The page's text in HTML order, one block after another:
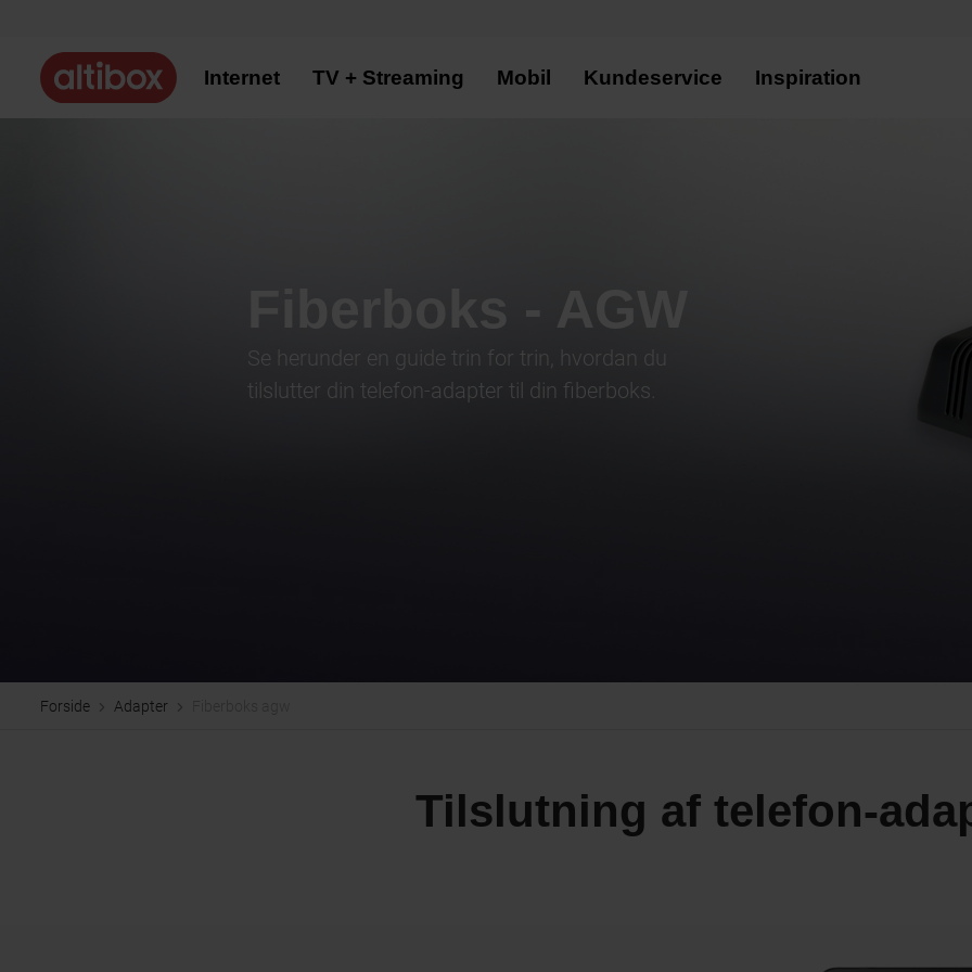
Internet TV + Streaming Mobil Kundeservice Inspiration
Fiberboks - AGW
Se herunder en guide trin for trin, hvordan du
tilslutter din telefon-adapter til din fiberboks.
Forside Adapter
Tilslutning af telefon-